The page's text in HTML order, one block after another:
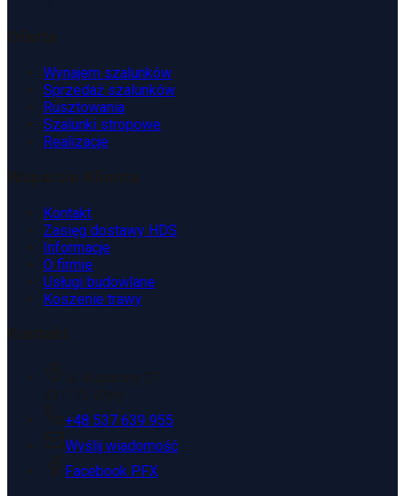
Wynajem szalunków
Sprzedaż szalunków
Rusztowania
Szalunki stropowe
Realizacje
Kontakt
Zasięg dostawy HDS
Informacje
O firmie
Usługi budowlane
Koszenie trawy
+48 537 639 955
Wyślij wiadomość
Facebook PFX